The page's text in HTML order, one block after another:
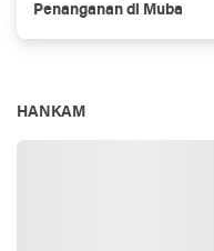
Penanganan di Muba
HANKAM